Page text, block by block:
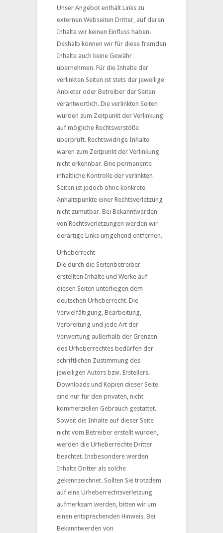
Unser Angebot enthält Links zu
externen Webseiten Dritter, auf deren
Inhalte wir keinen Einfluss haben.
Deshalb können wir für diese fremden
Inhalte auch keine Gewähr
übernehmen. Für die Inhalte der
verlinkten Seiten ist stets der jeweilige
Anbieter oder Betreiber der Seiten
verantwortlich. Die verlinkten Seiten
wurden zum Zeitpunkt der Verlinkung
auf mögliche Rechtsverstöße
überprüft. Rechtswidrige Inhalte
waren zum Zeitpunkt der Verlinkung
nicht erkennbar. Eine permanente
inhaltliche Kontrolle der verlinkten
Seiten ist jedoch ohne konkrete
Anhaltspunkte einer Rechtsverletzung
nicht zumutbar. Bei Bekanntwerden
von Rechtsverletzungen werden wir
derartige Links umgehend entfernen.
Urheberrecht
Die durch die Seitenbetreiber
erstellten Inhalte und Werke auf
diesen Seiten unterliegen dem
deutschen Urheberrecht. Die
Vervielfältigung, Bearbeitung,
Verbreitung und jede Art der
Verwertung außerhalb der Grenzen
des Urheberrechtes bedürfen der
schriftlichen Zustimmung des
jeweiligen Autors bzw. Erstellers.
Downloads und Kopien dieser Seite
sind nur für den privaten, nicht
kommerziellen Gebrauch gestattet.
Soweit die Inhalte auf dieser Seite
nicht vom Betreiber erstellt wurden,
werden die Urheberrechte Dritter
beachtet. Insbesondere werden
Inhalte Dritter als solche
gekennzeichnet. Sollten Sie trotzdem
auf eine Urheberrechtsverletzung
aufmerksam werden, bitten wir um
einen entsprechenden Hinweis. Bei
Bekanntwerden von